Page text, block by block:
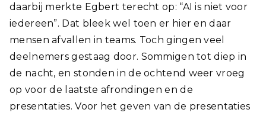
daarbij merkte Egbert terecht op: “AI is niet voor
iedereen”. Dat bleek wel toen er hier en daar
mensen afvallen in teams. Toch gingen veel
deelnemers gestaag door. Sommigen tot diep in
de nacht, en stonden in de ochtend weer vroeg
op voor de laatste afrondingen en de
presentaties. Voor het geven van de presentaties